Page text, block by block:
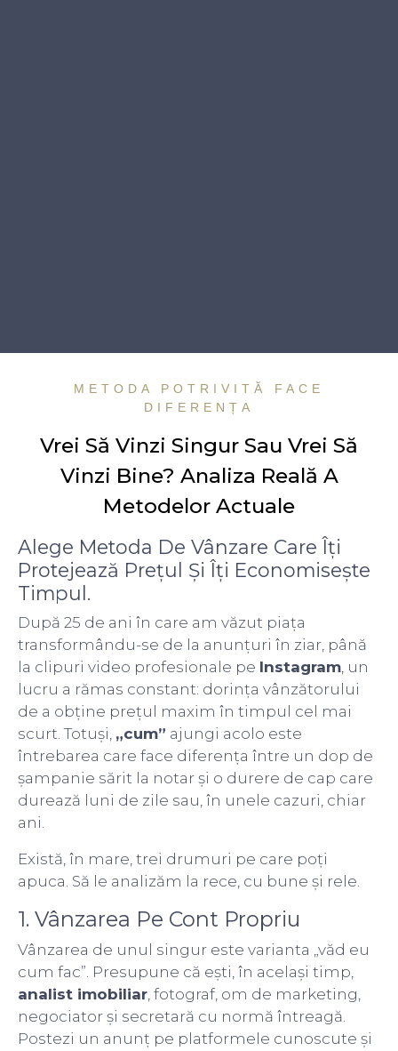
METODA POTRIVITĂ FACE
DIFERENȚA
Vrei Să Vinzi Singur Sau Vrei Să
Vinzi Bine? Analiza Reală A
Metodelor Actuale
Alege Metoda De Vânzare Care Îți
Protejează Prețul Și Îți Economisește
Timpul.
După 25 de ani în care am văzut piața
transformându-se de la anunțuri în ziar, până
la clipuri video profesionale pe Instagram, un
lucru a rămas constant: dorința vânzătorului
de a obține prețul maxim în timpul cel mai
scurt. Totuși, „cum” ajungi acolo este
întrebarea care face diferența între un dop de
șampanie sărit la notar și o durere de cap care
durează luni de zile sau, în unele cazuri, chiar
ani.
Există, în mare, trei drumuri pe care poți
apuca. Să le analizăm la rece, cu bune și rele.
1. Vânzarea Pe Cont Propriu
Vânzarea de unul singur este varianta „văd eu
cum fac”. Presupune că ești, în același timp,
analist imobiliar, fotograf, om de marketing,
negociator și secretară cu normă întreagă.
Postezi un anunț pe platformele cunoscute și